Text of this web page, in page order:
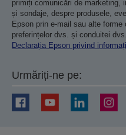
primiți comunicări de marketing,
și sondaje, despre produsele,
Epson prin e-mail sau alte
preferințelor dvs. și conduitei
Declarația Epson privind
Urmăriți-ne pe: